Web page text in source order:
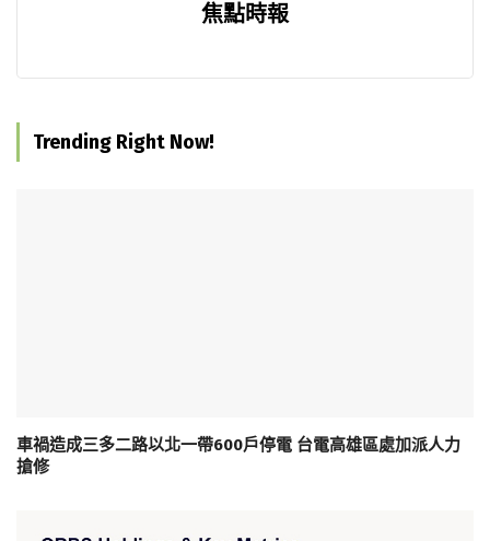
焦點時報
Trending Right Now!
車禍造成三多二路以北一帶600戶停電 台電高雄區處加派人力
搶修